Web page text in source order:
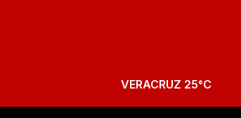
VERACRUZ 25°C